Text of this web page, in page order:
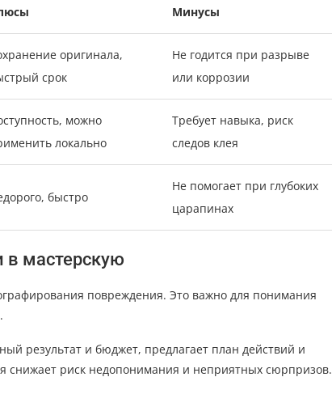
Минусы
оригинала,
срок
Не годится при разрыве
или коррозии
можно
локально
Требует навыка, риск
следов клея
быстро
Не помогает при глубоких
царапинах
мастерскую
повреждения. Это важно для понимания
результат и бюджет, предлагает план действий и
снижает риск недопонимания и неприятных сюрпризов.